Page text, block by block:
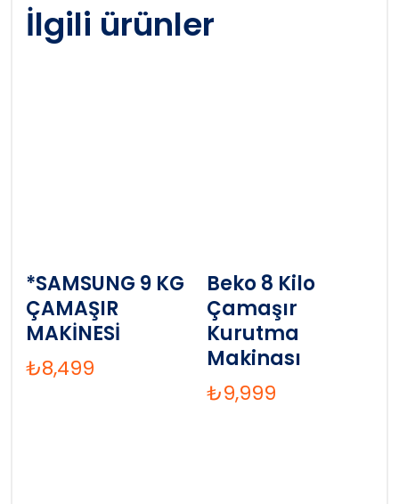
İlgili ürünler
*SAMSUNG 9 KG
ÇAMAŞIR
MAKİNESİ
₺8,499
Beko 8 Kilo
Çamaşır
Kurutma
Makinası
₺9,999